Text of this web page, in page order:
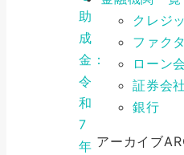
助
成
金：
令
和
7
年
クレジ
ファク
ローン
証券会社
銀行
アーカイブ